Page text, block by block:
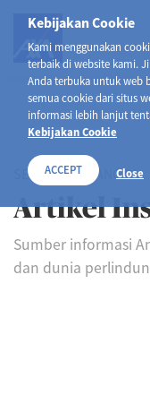
Kebijakan Cookie
Kami menggunakan
terbaik di website kami.
Anda terbuka untuk web
semua cookie dari situs
informasi lebih lanjut
Kebijakan Cookie
ACCEPT Close
SELAMAT DATANG DI
Artikel
Sumber informasi
dan dunia